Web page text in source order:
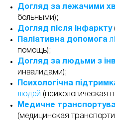
Догляд за лежачими
больными);
Догляд після інфаркту
Паліативна допомога
помощь);
Догляд за людьми з
инвалидами);
Психологічна
людей (психологическая
Медичне
(медицинская